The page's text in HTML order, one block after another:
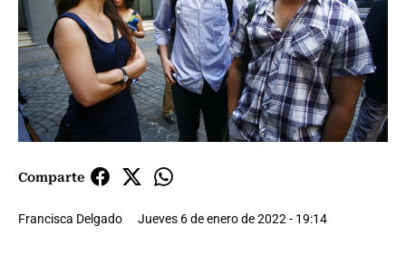
Comparte
Francisca Delgado Jueves 6 de enero de 2022 - 19:14